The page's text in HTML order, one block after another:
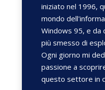
iniziato nel 1996,
mondo
Windows 95, e da
più smesso di
Ogni giorno mi
passione a
questo settore in